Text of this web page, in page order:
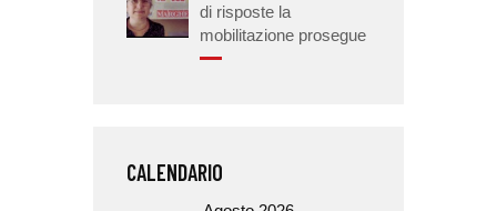
di risposte la
mobilitazione prosegue
CALENDARIO